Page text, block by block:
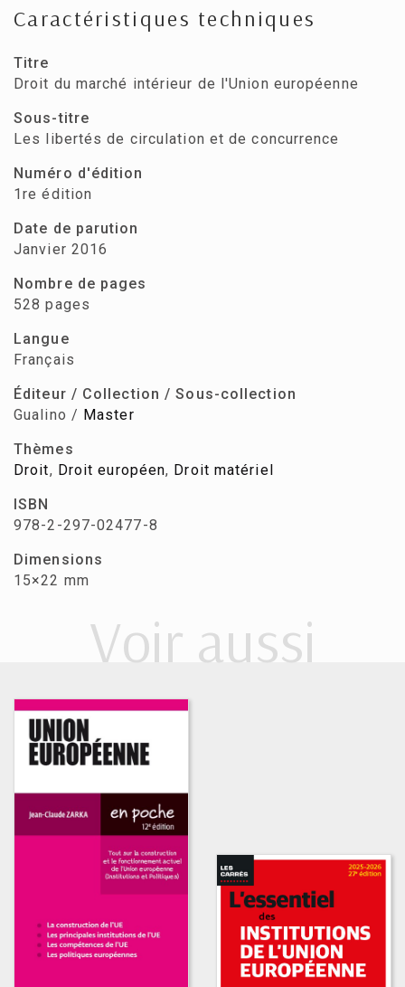
Caractéristiques techniques
Titre
Droit du marché intérieur de l'Union européenne
Sous-titre
Les libertés de circulation et de concurrence
Numéro d'édition
1re édition
Date de parution
Janvier 2016
Nombre de pages
528 pages
Langue
Français
Éditeur / Collection / Sous-collection
Gualino / Master
Thèmes
Droit, Droit européen, Droit matériel
ISBN
978-2-297-02477-8
Dimensions
15×22 mm
Voir aussi